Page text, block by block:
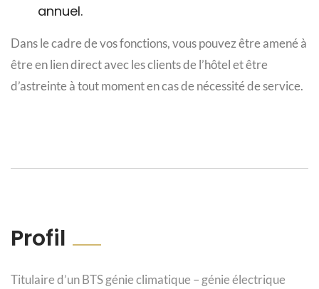
annuel.
Dans le cadre de vos fonctions, vous pouvez être amené à
être en lien direct avec les clients de l’hôtel et être
d’astreinte à tout moment en cas de nécessité de service.
Profil
Titulaire d’un BTS génie climatique – génie électrique